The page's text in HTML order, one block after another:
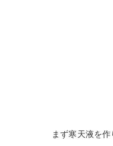
まず寒天液を